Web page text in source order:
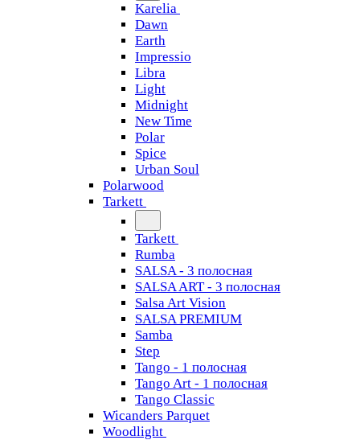
Karelia
Dawn
Earth
Impressio
Libra
Light
Midnight
New Time
Polar
Spice
Urban Soul
Polarwood
Tarkett
Tarkett
Rumba
SALSA - 3 полосная
SALSA ART - 3 полосная
Salsa Art Vision
SALSA PREMIUM
Samba
Step
Tango - 1 полосная
Tango Art - 1 полосная
Tango Classiс
Wicanders Parquet
Woodlight